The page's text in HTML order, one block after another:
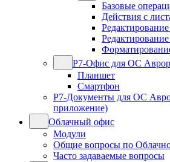
Базовые
Действия с
Р7-Офис для ОС
Планшет
Смартфон
Р7-Документы для ОС
приложение)
Облачный офис
Модули
Общие вопросы по
Часто задаваемые вопросы